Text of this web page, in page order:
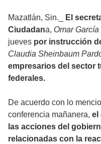
Mazatlán, Sin._
El
Ciudadana, Omar
jueves por instrucción
Claudia Sheinbaum
empresarios del sector
federales.
De acuerdo con lo
conferencia mañanera, el
las acciones del
relacionadas con la